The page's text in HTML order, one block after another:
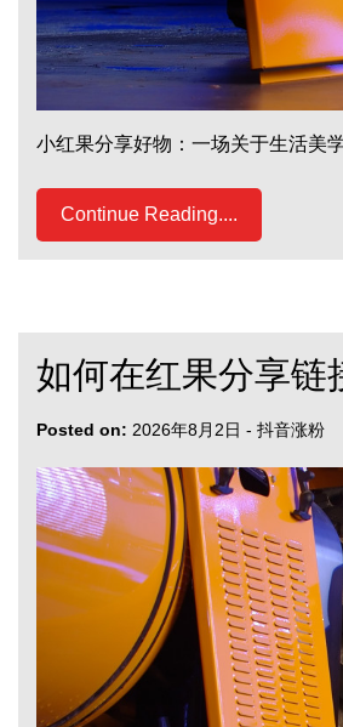
小红果分享好物：一场关于生活美
Continue Reading....
如何在红果分享链
Posted on: 2026年8月2日 - 抖音涨粉